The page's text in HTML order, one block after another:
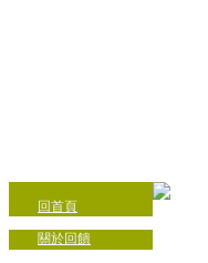
回首頁
關於回饋